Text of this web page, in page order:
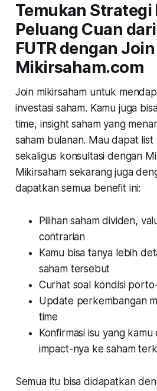
Temukan Strategi
Peluang Cuan
FUTR dengan Join
Mikirsaham.com
Join mikirsaham untuk
investasi saham. Kamu juga
time, insight saham yang
saham bulanan. Mau dapat
sekaligus konsultasi dengan
Mikirsaham sekarang juga
dapatkan semua benefit ini:
Pilihan saham dividen,
contrarian
Kamu bisa tanya lebih
saham tersebut
Curhat soal kondisi
Update perkembangan
time
Konfirmasi isu yang
impact-nya ke saham
Semua itu bisa didapatkan